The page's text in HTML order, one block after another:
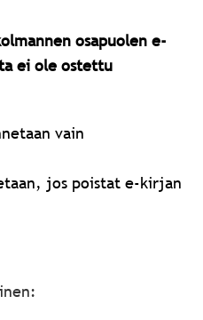
osapuolen e-
ei ole ostettu
vain
jos poistat e-kirjan